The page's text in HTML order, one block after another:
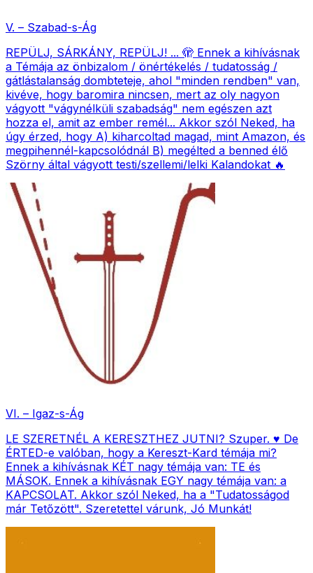
V. – Szabad-s-Ág
REPÜLJ, SÁRKÁNY, REPÜLJ! ... 🫣 Ennek a kihívásnak
a Témája az önbizalom / önértékelés / tudatosság /
gátlástalanság dombteteje, ahol "minden rendben" van,
kivéve, hogy baromira nincsen, mert az oly nagyon
vágyott "vágynélküli szabadság" nem egészen azt
hozza el, amit az ember remél... Akkor szól Neked, ha
úgy érzed, hogy A) kiharcoltad magad, mint Amazon, és
megpihennél-kapcsolódnál B) megélted a benned élő
Szörny által vágyott testi/szellemi/lelki Kalandokat 🔥
VI. – Igaz-s-Ág
LE SZERETNÉL A KERESZTHEZ JUTNI? Szuper. ♥️ De
ÉRTED-e valóban, hogy a Kereszt-Kard témája mi?
Ennek a kihívásnak KÉT nagy témája van: TE és
MÁSOK. Ennek a kihívásnak EGY nagy témája van: a
KAPCSOLAT. Akkor szól Neked, ha a "Tudatosságod
már Tetőzött". Szeretettel várunk, Jó Munkát!